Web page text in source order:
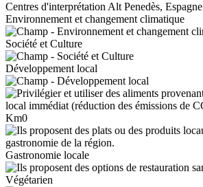
Centres d'interprétationAlt Penedès, Espagne
Environnement et changement climatique
Société et Culture
Développement local
Km0
Gastronomie locale
Végétarien